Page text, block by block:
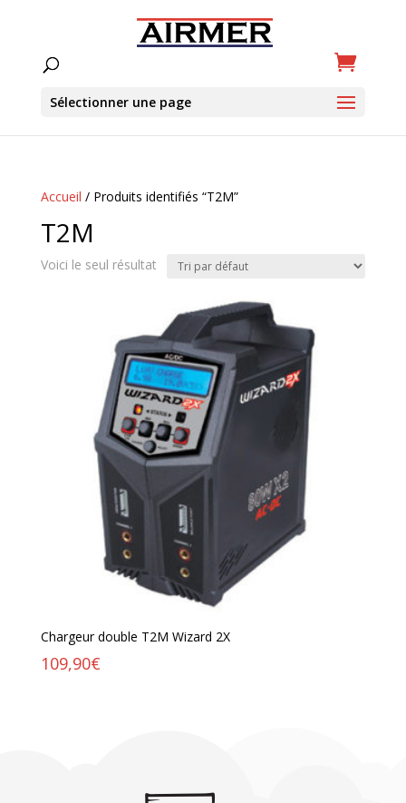
Sélectionner une page
Accueil / Produits identifiés “T2M”
T2M
Voici le seul résultat
Chargeur double T2M Wizard 2X
109,90€